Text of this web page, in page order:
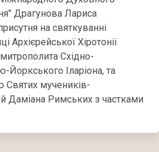
Драгунова Лариса
на святкуванні
Архієрейської Хіротонії
Східно-
Йоркського Іларіона, та
Святих мучеників-
Даміана Римських з частками